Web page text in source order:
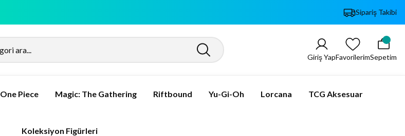
Sipariş Takibi
Giriş YapFavorilerimSepetim
One Piece Magic: The Gathering Riftbound Yu-Gi-Oh Lorcana TCG Aksesuar
Koleksiyon Figürleri